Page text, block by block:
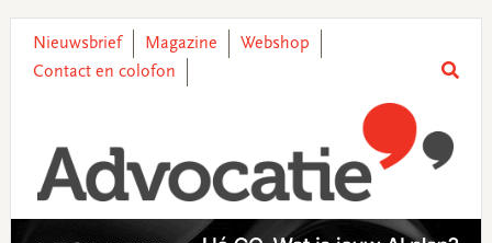
primary
main
primary
footer
Nieuwsbrief Magazine
Webshop
Contact en colofon